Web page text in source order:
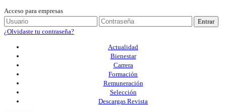
Acceso para empresas
Entrar
¿Olvidaste tu contraseña?
Actualidad
Bienestar
Carrera
Formación
Remuneración
Selección
Descargas Revista